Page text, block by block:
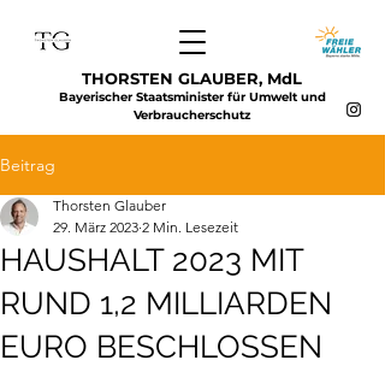
THORSTEN GLAUBER, MdL
Bayerischer Staatsminister für Umwelt und
Verbraucherschutz
Beitrag
HAUSHALT 2023 MIT
RUND 1,2 MILLIARDEN
EURO BESCHLOSSEN
Thorsten Glauber
29. März 2023 2 Min. Lesezeit